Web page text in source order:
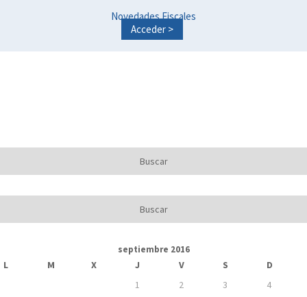
Novedades Fiscales
Acceder >
septiembre 2016
L M X J V S
D
1
2 3
4